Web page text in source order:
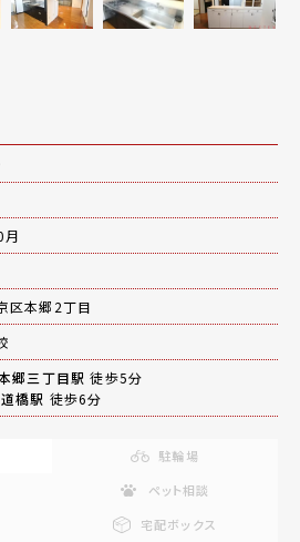
区本郷2丁目
郷三丁目駅 徒歩5分
橋駅 徒歩6分
駐輪場
ペット相談
宅配ボックス